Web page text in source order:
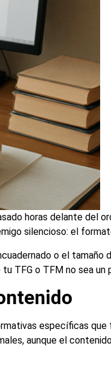
horas delante del
silencioso: el
o el tamaño
TFG o TFM no sea un
específicas
aunque el